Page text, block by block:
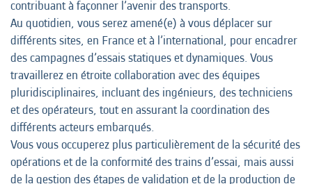
contribuant à façonner l’avenir des transports.
Au quotidien, vous serez amené(e) à vous déplacer sur
différents sites, en France et à l’international, pour encadrer
des campagnes d’essais statiques et dynamiques. Vous
travaillerez en étroite collaboration avec des équipes
pluridisciplinaires, incluant des ingénieurs, des techniciens
et des opérateurs, tout en assurant la coordination des
différents acteurs embarqués.
Vous vous occuperez plus particulièrement de la sécurité des
opérations et de la conformité des trains d’essai, mais aussi
de la gestion des étapes de validation et de la production de